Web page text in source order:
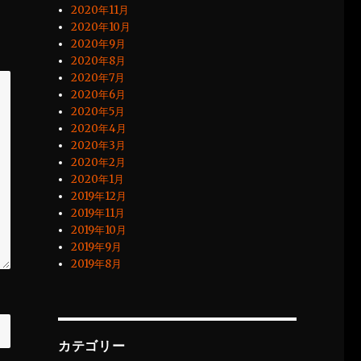
2020年11月
2020年10月
2020年9月
2020年8月
2020年7月
2020年6月
2020年5月
2020年4月
2020年3月
2020年2月
2020年1月
2019年12月
2019年11月
2019年10月
2019年9月
2019年8月
カテゴリー